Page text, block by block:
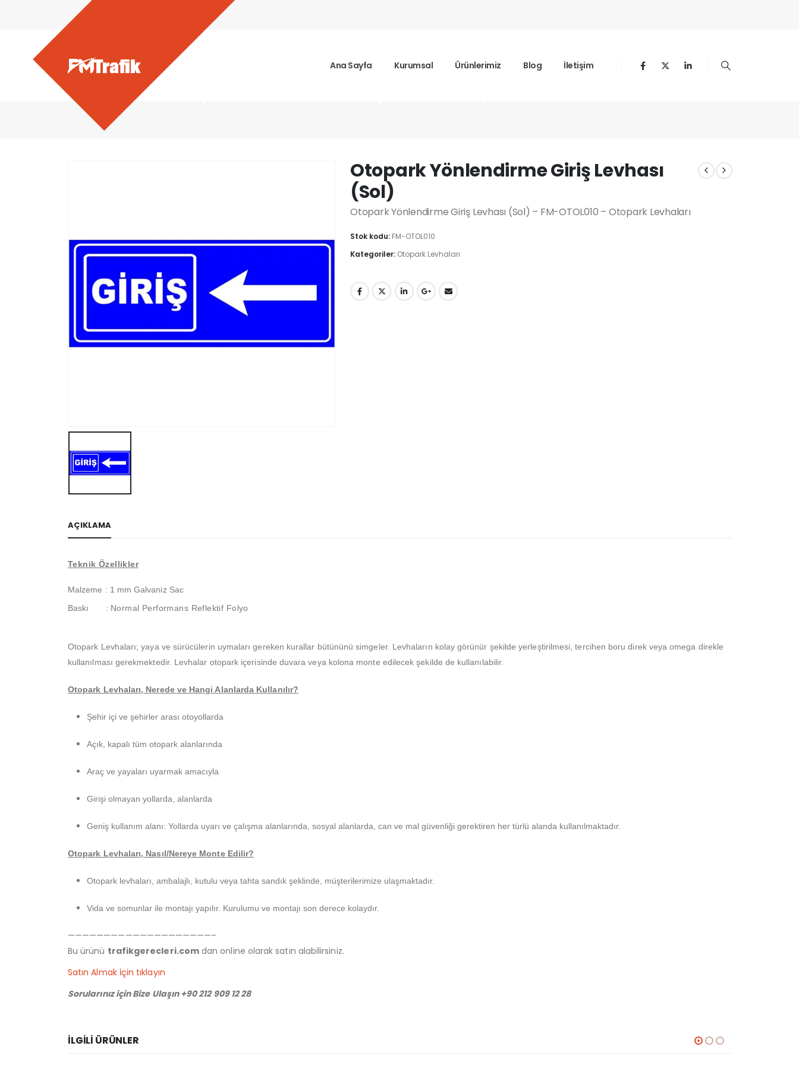
Ana Sayfa Kurumsal Ürünlerimiz Blog İletişim
Ürünlerimiz - Otopark Yönlendirme Giriş Levhası (Sol)
Otopark Yönlendirme Giriş Levhası
(Sol)
Otopark Yönlendirme Giriş Levhası (Sol) – FM-OTOL010 – Otopark Levhaları
Stok kodu: FM-OTOL010
Kategoriler: Otopark Levhaları
AÇIKLAMA
Teknik Özellikler
Malzeme : 1 mm Galvaniz Sac
Baskı
: Normal Performans Reflektif Folyo
Otopark Levhaları; yaya ve sürücülerin uymaları gereken kurallar bütününü simgeler. Levhaların kolay görünür şekilde yerleştirilmesi, tercihen boru direk veya omega direkle
kullanılması gerekmektedir. Levhalar otopark içerisinde duvara veya kolona monte edilecek şekilde de kullanılabilir.
Otopark Levhaları, Nerede ve Hangi Alanlarda Kullanılır?
Şehir içi ve şehirler arası otoyollarda
Açık, kapalı tüm otopark alanlarında
Araç ve yayaları uyarmak amacıyla
Girişi olmayan yollarda, alanlarda
Geniş kullanım alanı: Yollarda uyarı ve çalışma alanlarında, sosyal alanlarda, can ve mal güvenliği gerektiren her türlü alanda kullanılmaktadır.
Otopark Levhaları, Nasıl/Nereye Monte Edilir?
Otopark levhaları, ambalajlı, kutulu veya tahta sandık şeklinde, müşterilerimize ulaşmaktadır.
Vida ve somunlar ile montajı yapılır. Kurulumu ve montajı son derece kolaydır.
————————————————————–
Bu ürünü trafikgerecleri.comdan online olarak satın alabilirsiniz.
Satın Almak İçin tıklayın
Sorularınız için Bize Ulaşın +90 212 909 12 28
İLGILI ÜRÜNLER